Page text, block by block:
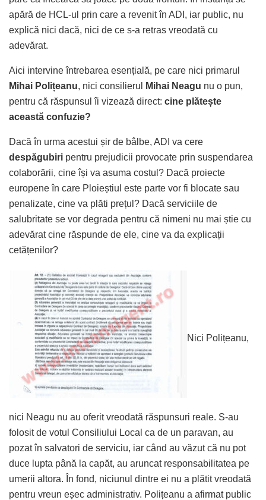
apără de HCL-ul prin care a revenit în ADI, iar public, nu
explică nici dacă, nici de ce s-a retras vreodată cu
adevărat.
Aici intervine întrebarea esențială, pe care nici primarul
Mihai Polițeanu, nici consilierul Mihai Neagu nu o pun,
pentru că răspunsul îi vizează direct: cine plătește
această confuzie?
Dacă în urma acestui șir de bâlbe, ADI va cere
despăgubiri pentru prejudicii provocate prin suspendarea
colaborării, cine își va asuma costul? Dacă proiecte
europene în care Ploieștiul este parte vor fi blocate sau
penalizate, cine va plăti prețul? Dacă serviciile de
salubritate se vor degrada pentru că nimeni nu mai știe cu
adevărat cine răspunde de ele, cine va da explicații
cetățenilor?
Nici Polițeanu,
nici Neagu nu au oferit vreodată răspunsuri reale. S-au
folosit de votul Consiliului Local ca de un paravan, au
pozat în salvatori de serviciu, iar când au văzut că nu pot
duce lupta până la capăt, au aruncat responsabilitatea pe
umerii altora. În fond, niciunul dintre ei nu a plătit vreodată
pentru vreun eșec administrativ. Polițeanu a afirmat public